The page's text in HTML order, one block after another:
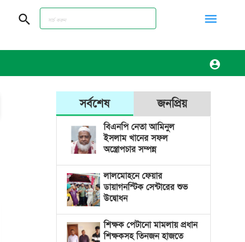
search menu
account_circle
সর্বশেষ জনপ্রিয়
বিএনপি নেতা আমিনুল
ইসলাম খানের সফল
অস্ত্রোপচার সম্পন্ন
লালমোহনে ফেয়ার
ডায়াগনস্টিক সেন্টারের শুভ
উদ্বোধন
শিক্ষক পেটানো মামলায় প্রধান
শিক্ষকসহ তিনজন হাজতে